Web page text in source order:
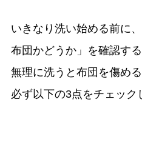
いきなり洗い始める前に
布団かどうか」を確認す
無理に洗うと布団を傷め
必ず以下の3点をチェック